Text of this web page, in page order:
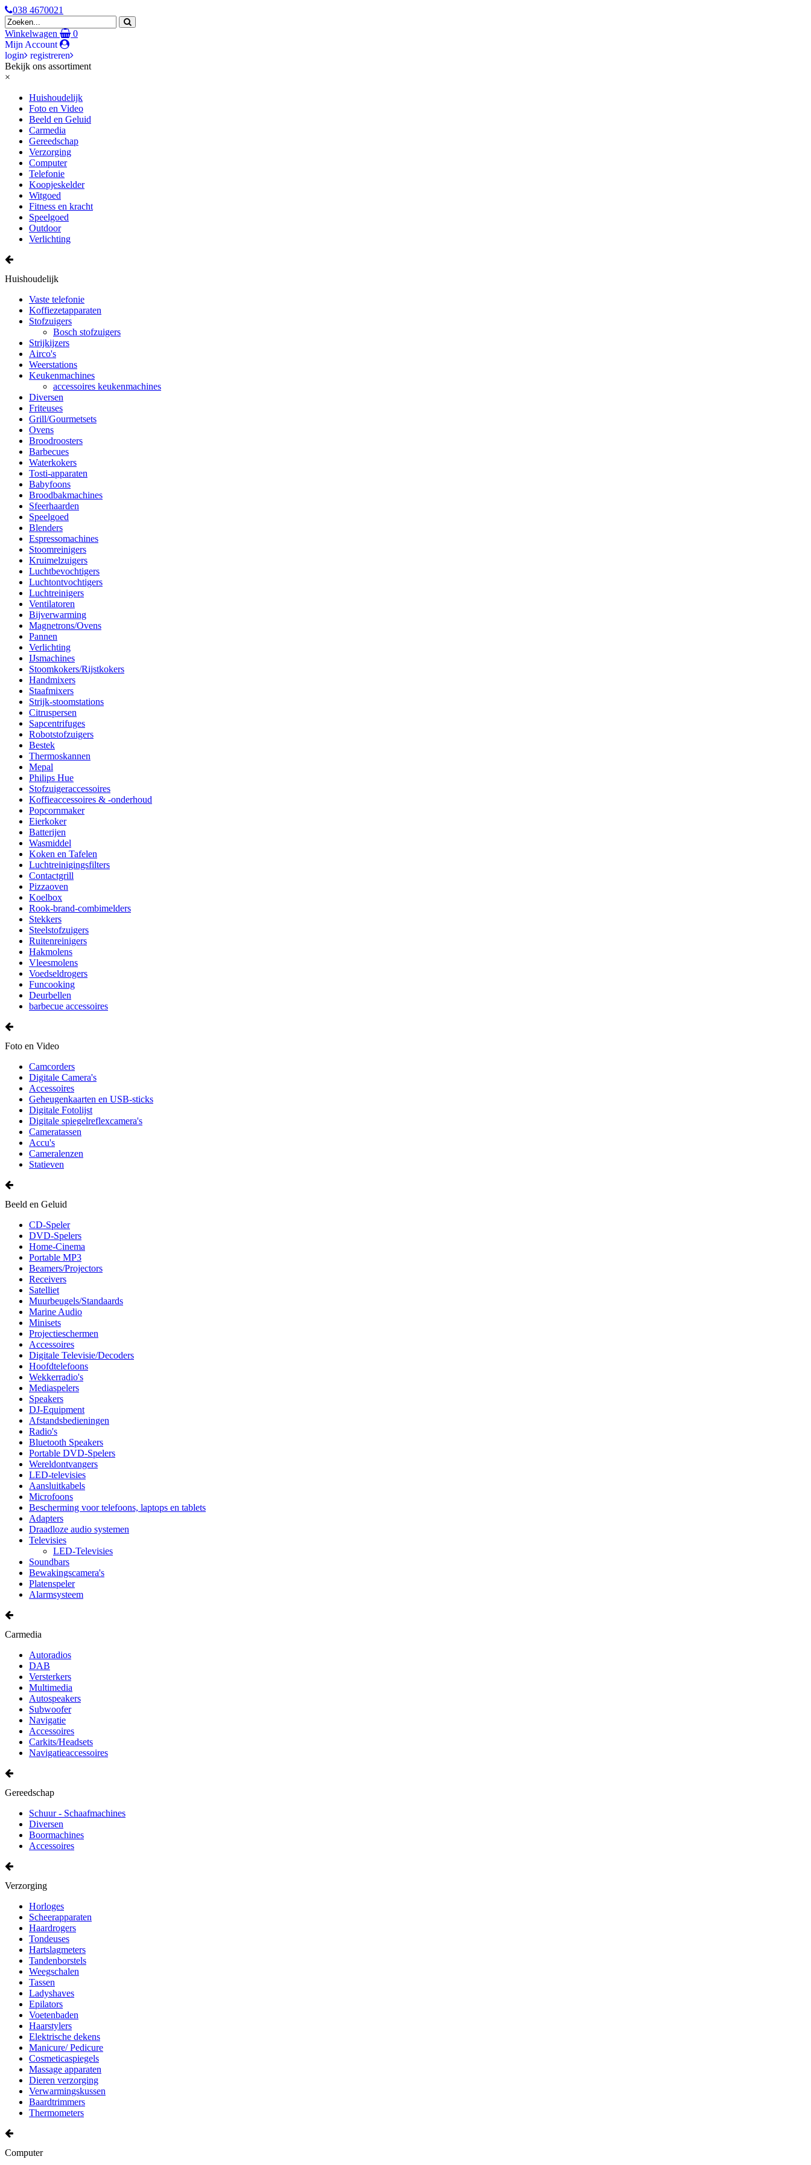
038 4670021
Winkelwagen
0
Mijn Account
login
registreren
Bekijk ons assortiment
×
Huishoudelijk
Foto en Video
Beeld en Geluid
Carmedia
Gereedschap
Verzorging
Computer
Telefonie
Koopjeskelder
Witgoed
Fitness en kracht
Speelgoed
Outdoor
Verlichting
Huishoudelijk
Vaste telefonie
Koffiezetapparaten
Stofzuigers
Bosch stofzuigers
Strijkijzers
Airco's
Weerstations
Keukenmachines
accessoires keukenmachines
Diversen
Friteuses
Grill/Gourmetsets
Ovens
Broodroosters
Barbecues
Waterkokers
Tosti-apparaten
Babyfoons
Broodbakmachines
Sfeerhaarden
Speelgoed
Blenders
Espressomachines
Stoomreinigers
Kruimelzuigers
Luchtbevochtigers
Luchtontvochtigers
Luchtreinigers
Ventilatoren
Bijverwarming
Magnetrons/Ovens
Pannen
Verlichting
IJsmachines
Stoomkokers/Rijstkokers
Handmixers
Staafmixers
Strijk-stoomstations
Citruspersen
Sapcentrifuges
Robotstofzuigers
Bestek
Thermoskannen
Mepal
Philips Hue
Stofzuigeraccessoires
Koffieaccessoires & -onderhoud
Popcornmaker
Eierkoker
Batterijen
Wasmiddel
Koken en Tafelen
Luchtreinigingsfilters
Contactgrill
Pizzaoven
Koelbox
Rook-brand-combimelders
Stekkers
Steelstofzuigers
Ruitenreinigers
Hakmolens
Vleesmolens
Voedseldrogers
Funcooking
Deurbellen
barbecue accessoires
Foto en Video
Camcorders
Digitale Camera's
Accessoires
Geheugenkaarten en USB-sticks
Digitale Fotolijst
Digitale spiegelreflexcamera's
Cameratassen
Accu's
Cameralenzen
Statieven
Beeld en Geluid
CD-Speler
DVD-Spelers
Home-Cinema
Portable MP3
Beamers/Projectors
Receivers
Satelliet
Muurbeugels/Standaards
Marine Audio
Minisets
Projectieschermen
Accessoires
Digitale Televisie/Decoders
Hoofdtelefoons
Wekkerradio's
Mediaspelers
Speakers
DJ-Equipment
Afstandsbedieningen
Radio's
Bluetooth Speakers
Portable DVD-Spelers
Wereldontvangers
LED-televisies
Aansluitkabels
Microfoons
Bescherming voor telefoons, laptops en tablets
Adapters
Draadloze audio systemen
Televisies
LED-Televisies
Soundbars
Bewakingscamera's
Platenspeler
Alarmsysteem
Carmedia
Autoradios
DAB
Versterkers
Multimedia
Autospeakers
Subwoofer
Navigatie
Accessoires
Carkits/Headsets
Navigatieaccessoires
Gereedschap
Schuur - Schaafmachines
Diversen
Boormachines
Accessoires
Verzorging
Horloges
Scheerapparaten
Haardrogers
Tondeuses
Hartslagmeters
Tandenborstels
Weegschalen
Tassen
Ladyshaves
Epilators
Voetenbaden
Haarstylers
Elektrische dekens
Manicure/ Pedicure
Cosmeticaspiegels
Massage apparaten
Dieren verzorging
Verwarmingskussen
Baardtrimmers
Thermometers
Computer